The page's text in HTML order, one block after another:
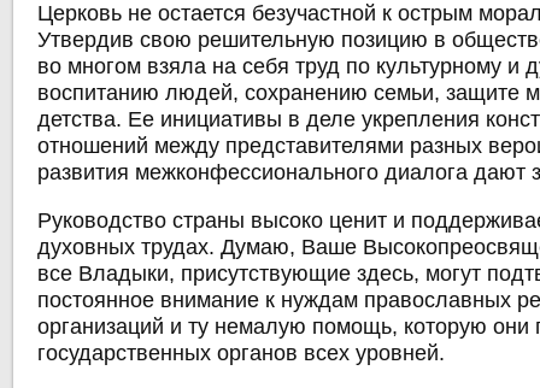
Церковь не остается безучастной к острым
Утвердив свою решительную позицию в
во многом взяла на себя труд по культурному и
воспитанию людей, сохранению семьи, защите
детства. Ее инициативы в деле укрепления
отношений между представителями разных
развития межконфессионального диалога дают
Руководство страны высоко ценит и
духовных трудах. Думаю, Ваше
все Владыки, присутствующие здесь, могут
постоянное внимание к нуждам православных
организаций и ту немалую помощь, которую они
государственных органов всех уровней.